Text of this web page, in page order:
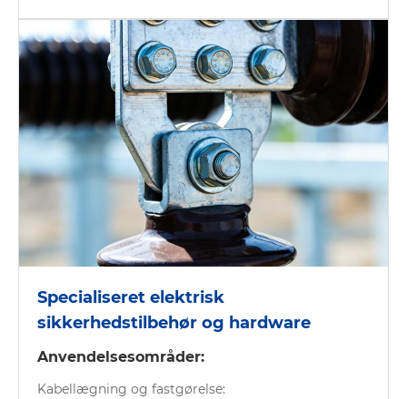
Specialiseret elektrisk
sikkerhedstilbehør og hardware
Anvendelsesområder:
Kabellægning og fastgørelse: